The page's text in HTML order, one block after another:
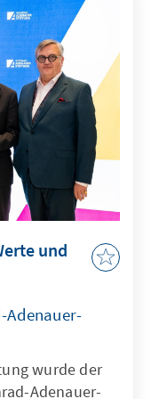
wurde: der
und
Adenauer-
wurde der
Adenauer-